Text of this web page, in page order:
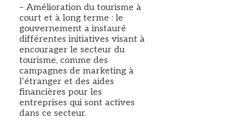
– Amélioration du tourisme à
court et à long terme : le
gouvernement a instauré
différentes initiatives visant à
encourager le secteur du
tourisme, comme des
campagnes de marketing à
l’étranger et des aides
financières pour les
entreprises qui sont actives
dans ce secteur.